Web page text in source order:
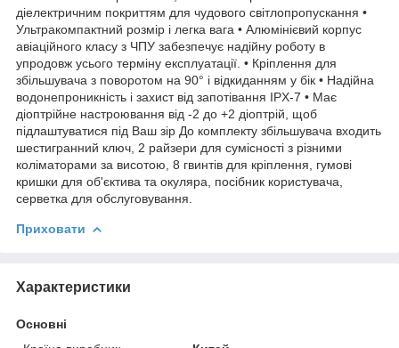
діелектричним покриттям для чудового світлопропускання •
Ультракомпактний розмір і легка вага • Алюмінієвий корпус
авіаційного класу з ЧПУ забезпечує надійну роботу в
упродовж усього терміну експлуатації. • Кріплення для
збільшувача з поворотом на 90° і відкиданням у бік • Надійна
водонепроникність і захист від запотівання IPX-7 • Має
діоптрійне настроювання від -2 до +2 діоптрій, щоб
підлаштуватися під Ваш зір До комплекту збільшувача входить
шестигранний ключ, 2 райзери для сумісності з різними
коліматорами за висотою, 8 гвинтів для кріплення, гумові
кришки для об'єктива та окуляра, посібник користувача,
серветка для обслуговування.
Приховати
Характеристики
Основні